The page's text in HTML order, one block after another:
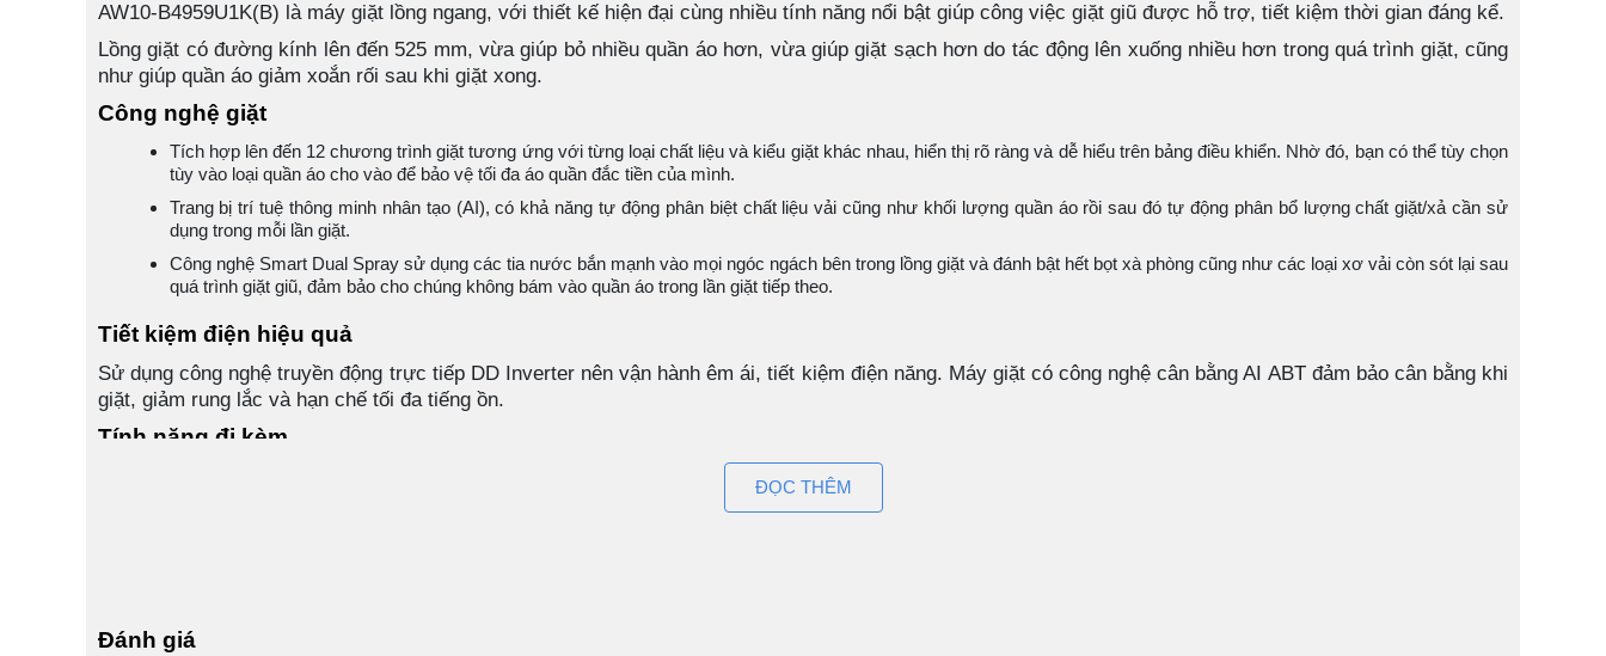
AW10-B4959U1K(B) là máy giặt lồng ngang, với thiết kế hiện đại cùng nhiều tính năng nổi bật giúp công việc giặt giũ được hỗ trợ, tiết kiệm thời gian đáng kể.
Lồng giặt có đường kính lên đến 525 mm, vừa giúp bỏ nhiều quần áo hơn, vừa giúp giặt sạch hơn do tác động lên xuống nhiều hơn trong quá trình giặt, cũng
như giúp quần áo giảm xoắn rối sau khi giặt xong.
Công nghệ giặt
Tích hợp lên đến 12 chương trình giặt tương ứng với từng loại chất liệu và kiểu giặt khác nhau, hiển thị rõ ràng và dễ hiểu trên bảng điều khiển. Nhờ đó, bạn có thể tùy chọn
tùy vào loại quần áo cho vào để bảo vệ tối đa áo quần đắc tiền của mình.
Trang bị trí tuệ thông minh nhân tạo (AI), có khả năng tự động phân biệt chất liệu vải cũng như khối lượng quần áo rồi sau đó tự động phân bổ lượng chất giặt/xả cần sử
dụng trong mỗi lần giặt.
Công nghệ Smart Dual Spray sử dụng các tia nước bắn mạnh vào mọi ngóc ngách bên trong lồng giặt và đánh bật hết bọt xà phòng cũng như các loại xơ vải còn sót lại sau
quá trình giặt giũ, đảm bảo cho chúng không bám vào quần áo trong lần giặt tiếp theo.
Tiết kiệm điện hiệu quả
Sử dụng công nghệ truyền động trực tiếp DD Inverter nên vận hành êm ái, tiết kiệm điện năng. Máy giặt có công nghệ cân bằng AI ABT đảm bảo cân bằng khi
giặt, giảm rung lắc và hạn chế tối đa tiếng ồn.
Tính năng đi kèm
Máy cũng được tích hợp một số tính năng an toàn như khoá trẻ em, hẹn giờ giúp chủ động hơn trong việc giặt giũ.
Tính năng tự làm sạch lồng giặt cũng giúp đảm bảo sạch sẽ, loại bỏ cặn bột giặt và chất bẩn một cách hiệu quả.
Cùng Chủ Đề:
ĐỌC THÊM
Đánh giá